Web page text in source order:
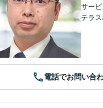
サー
テラ
電話でお問い合